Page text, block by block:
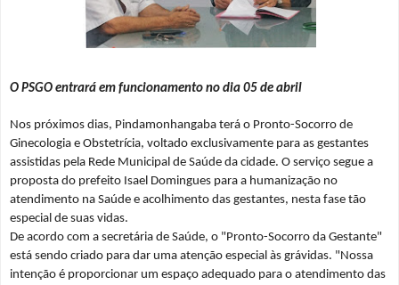
O PSGO entrará em funcionamento no dia 05 de abril
Nos próximos dias, Pindamonhangaba terá o Pronto-Socorro de
Ginecologia e Obstetrícia, voltado exclusivamente para as gestantes
assistidas pela Rede Municipal de Saúde da cidade. O serviço segue a
proposta do prefeito Isael Domingues para a humanização no
atendimento na Saúde e acolhimento das gestantes, nesta fase tão
especial de suas vidas.
De acordo com a secretária de Saúde, o "Pronto-Socorro da Gestante"
está sendo criado para dar uma atenção especial às grávidas. "Nossa
intenção é proporcionar um espaço adequado para o atendimento das